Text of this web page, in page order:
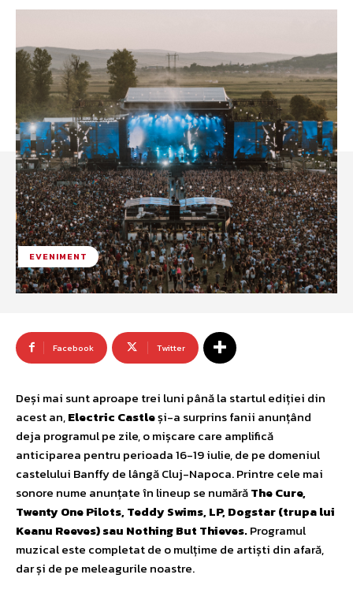
EVENIMENT
Facebook Twitter
Deși mai sunt aproape trei luni până la startul ediției din
acest an,Electric Castleși-a surprins fanii anunțând
deja programul pe zile, o mișcare care amplifică
anticiparea pentru perioada 16-19 iulie, de pe domeniul
castelului Banffy de lângă Cluj-Napoca. Printre cele mai
sonore nume anunțate în lineup se numărăThe Cure,
Twenty One Pilots, Teddy Swims, LP, Dogstar (trupa lui
Keanu Reeves) sau Nothing But Thieves.Programul
muzical este completat de o mulțime de artiști din afară,
dar și de pe meleagurile noastre.